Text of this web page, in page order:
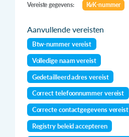
Vereiste gegevens: KvK-nummer
Aanvullende vereisten
Btw-nummer vereist
Volledige naam vereist
Gedetailleerd adres vereist
Correct telefoonnummer vereist
Correcte contactgegevens vereist
Registry beleid accepteren